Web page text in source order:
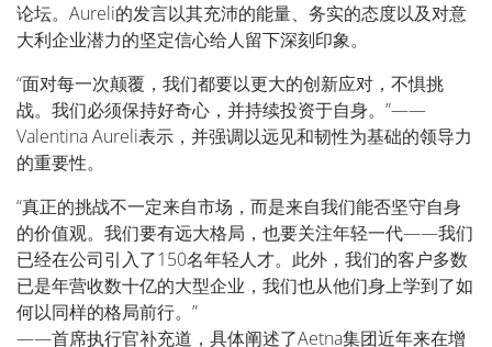
论坛。Aureli的发言以其充沛的能量、务实的态度以及对意
大利企业潜力的坚定信心给人留下深刻印象。
“面对每一次颠覆，我们都要以更大的创新应对，不惧挑
战。我们必须保持好奇心，并持续投资于自身。”——
Valentina Aureli表示，并强调以远见和韧性为基础的领导力
的重要性。
“真正的挑战不一定来自市场，而是来自我们能否坚守自身
的价值观。我们要有远大格局，也要关注年轻一代——我们
已经在公司引入了150名年轻人才。此外，我们的客户多数
已是年营收数十亿的大型企业，我们也从他们身上学到了如
何以同样的格局前行。”
——首席执行官补充道，具体阐述了Aetna集团近年来在增